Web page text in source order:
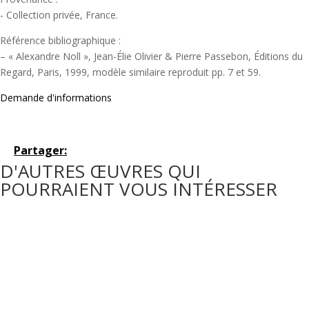
- Collection privée, France.
Référence bibliographique :
– « Alexandre Noll », Jean-Élie Olivier & Pierre Passebon, Éditions du
Regard, Paris, 1999, modèle similaire reproduit pp. 7 et 59.
Demande d'informations
Partager:
D'AUTRES ŒUVRES QUI
POURRAIENT VOUS INTÉRESSER